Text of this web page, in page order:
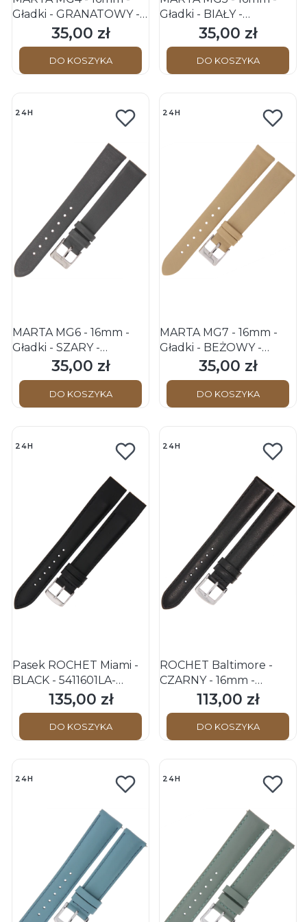
Gładki - GRANATOWY -
Skórzany pasek do
zegarka
Cena
35,00 zł
DO KOSZYKA
Gładki - BIAŁY -
Skórzany pasek do
zegarka
Cena
35,00 zł
DO KOSZYKA
24H
MARTA MG6 - 16mm -
Gładki - SZARY -
Skórzany pasek do
zegarka
Cena
35,00 zł
DO KOSZYKA
24H
MARTA MG7 - 16mm -
Gładki - BEŻOWY -
Skórzany pasek do
zegarka
Cena
35,00 zł
DO KOSZYKA
24H
Pasek ROCHET Miami -
BLACK - 5411601LA-
16/14mm - 110+70mm -
Cena
135,00 zł
DO KOSZYKA
24H
ROCHET Baltimore -
CZARNY - 16mm -
Skórzany pasek do
zegarka
Cena
113,00 zł
DO KOSZYKA
24H 24H